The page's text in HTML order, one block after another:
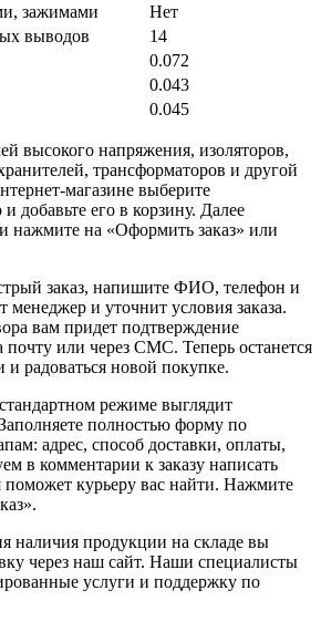
зажимами
Нет
выводов
14
0.072
0.043
0.045
высокого напряжения, изоляторов,
трансформаторов и другой
магазине выберите
добавьте его в корзину. Далее
нажмите на «Оформить заказ» или
заказ, напишите ФИО, телефон и
менеджер и уточнит условия заказа.
вам придет подтверждение
почту или через СМС. Теперь останется
и радоваться новой покупке.
режиме выглядит
полностью форму по
адрес, способ доставки, оплаты,
в комментарии к заказу написать
курьеру вас найти. Нажмите
наличия продукции на складе вы
через наш сайт. Наши специалисты
услуги и поддержку по